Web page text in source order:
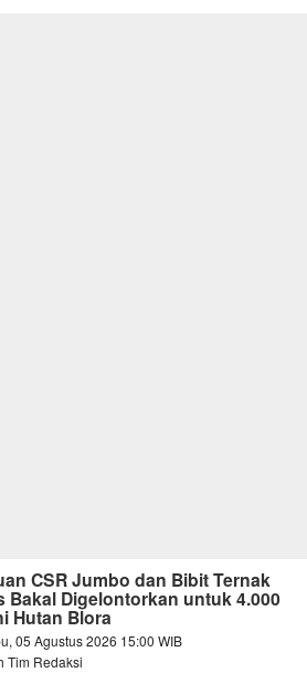
CSR Jumbo dan Bibit Ternak
Bakal Digelontorkan untuk 4.000
Hutan Blora
05 Agustus 2026 15:00 WIB
Tim Redaksi